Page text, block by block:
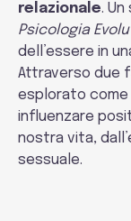
relazionale.
Psicologia
dell’essere in
Attraverso due
esplorato
influenzare
nostra vita,
sessuale.